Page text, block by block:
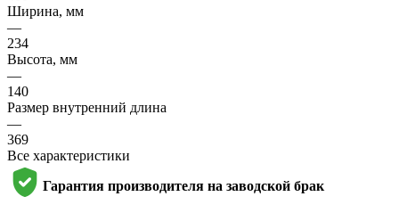
Ширина, мм
—
234
Высота, мм
—
140
Размер внутренний длина
—
369
Все характеристики
Гарантия производителя на заводской брак